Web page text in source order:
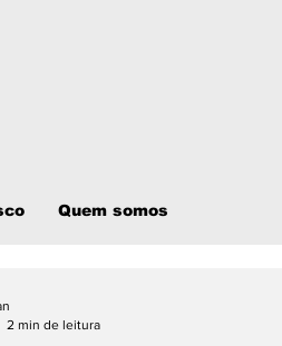
Quem somos
2 min de leitura